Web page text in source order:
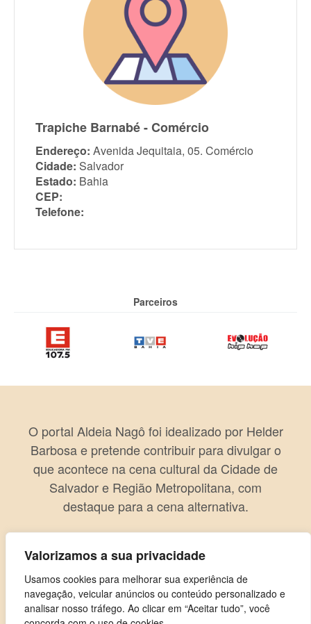
Valorizamos a sua privacidade
Usamos cookies para melhorar sua experiência de
navegação, veicular anúncios ou conteúdo personalizado e
analisar nosso tráfego. Ao clicar em “Aceitar tudo”, você
Trapiche Barnabé - Comércio
Endereço: Avenida Jequitaia, 05. Comércio
Cidade: Salvador
Estado: Bahia
CEP:
Telefone:
Parceiros
O portal Aldeia Nagô foi idealizado por Helder
Barbosa e pretende contribuir para divulgar o
que acontece na cena cultural da Cidade de
Salvador e Região Metropolitana, com
destaque para a cena alternativa.